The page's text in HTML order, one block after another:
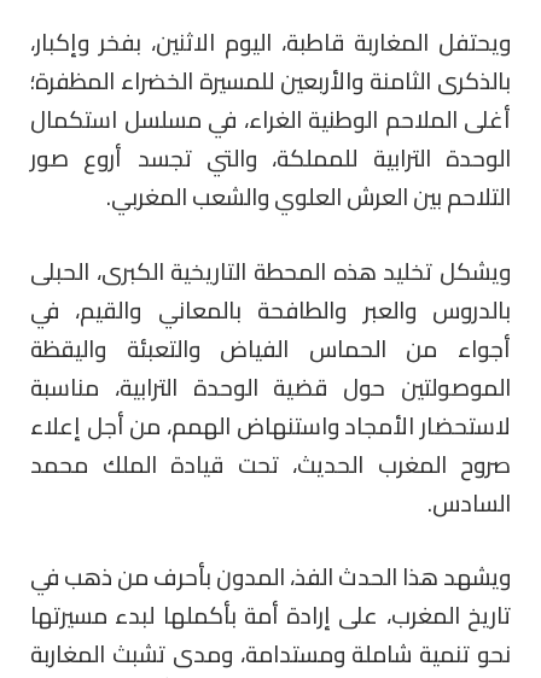
ويحتفل المغاربة قاطبة، اليوم الاثنين، بفخر وإكبار،
بالذكرى الثامنة والأربعين للمسيرة الخضراء المظفرة؛
أغلى الملاحم الوطنية الغراء، في مسلسل استكمال
الوحدة الترابية للمملكة، والتي تجسد أروع صور
التلاحم بين العرش العلوي والشعب المغربي.
ويشكل تخليد هذه المحطة التاريخية الكبرى، الحبلى
بالدروس والعبر والطافحة بالمعاني والقيم، في
أجواء من الحماس الفياض والتعبئة واليقظة
الموصولتين حول قضية الوحدة الترابية، مناسبة
لاستحضار الأمجاد واستنهاض الهمم، من أجل إعلاء
صروح المغرب الحديث، تحت قيادة الملك محمد
السادس.
ويشهد هذا الحدث الفذ، المدون بأحرف من ذهب في
تاريخ المغرب، على إرادة أمة بأكملها لبدء مسيرتها
نحو تنمية شاملة ومستدامة، ومدى تشبث المغاربة